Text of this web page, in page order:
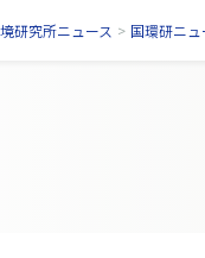
研究所ニュース > 国環研ニ